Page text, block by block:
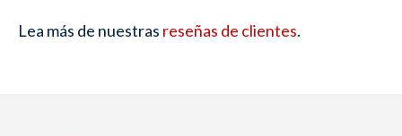
Lea más de nuestras reseñas de clientes.